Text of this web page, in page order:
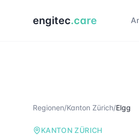
engitec.care
Regionen/Kanton Zürich/Elgg
KANTON ZÜRICH